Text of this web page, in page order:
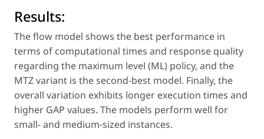
Results:
The flow model shows the best performance in
terms of computational times and response quality
regarding the maximum level (ML) policy, and the
MTZ variant is the second-best model. Finally, the
overall variation exhibits longer execution times and
higher GAP values. The models perform well for
small- and medium-sized instances.